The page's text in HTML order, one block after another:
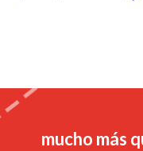
mucho más